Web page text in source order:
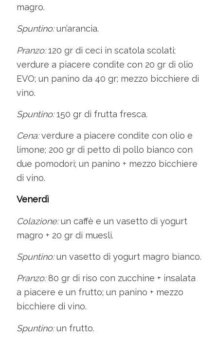
magro.
Spuntino:un’arancia.
Pranzo:120 gr di ceci in scatola scolati;
verdure a piacere condite con 20 gr di olio
EVO; un panino da 40 gr; mezzo bicchiere di
vino.
Spuntino:150 gr di frutta fresca.
Cena:verdure a piacere condite con olio e
limone; 200 gr di petto di pollo bianco con
due pomodori; un panino + mezzo bicchiere
di vino.
Venerdì
Colazione:un caffè e un vasetto di yogurt
magro + 20 gr di muesli.
Spuntino:un vasetto di yogurt magro bianco.
Pranzo:80 gr di riso con zucchine + insalata
a piacere e un frutto; un panino + mezzo
bicchiere di vino.
Spuntino:un frutto.